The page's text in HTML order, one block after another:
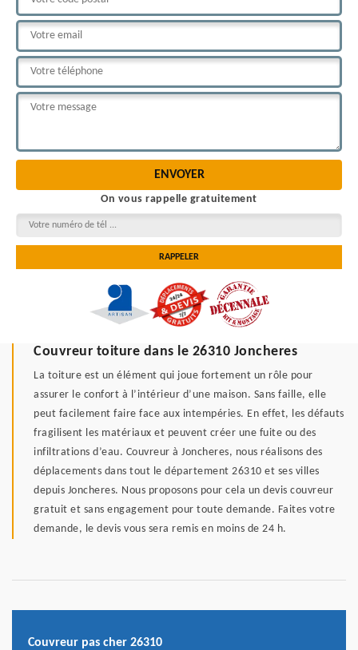
On vous rappelle gratuitement
Couvreur toiture dans le 26310 Joncheres
La toiture est un élément qui joue fortement un rôle pour
assurer le confort à l’intérieur d’une maison. Sans faille, elle
peut facilement faire face aux intempéries. En effet, les défauts
fragilisent les matériaux et peuvent créer une fuite ou des
infiltrations d’eau. Couvreur à Joncheres, nous réalisons des
déplacements dans tout le département 26310 et ses villes
depuis Joncheres. Nous proposons pour cela un devis couvreur
gratuit et sans engagement pour toute demande. Faites votre
demande, le devis vous sera remis en moins de 24 h.
Couvreur pas cher 26310